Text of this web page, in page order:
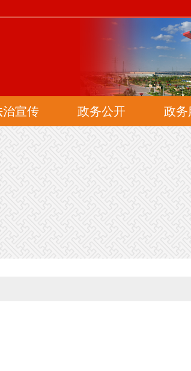
治宣传 政务公开 政务